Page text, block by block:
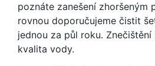
poznáte zanešení zhoršeným
rovnou doporučujeme čistit
jednou za půl roku.
kvalita vody.